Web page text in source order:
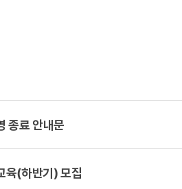
종료 안내문
육(하반기) 모집